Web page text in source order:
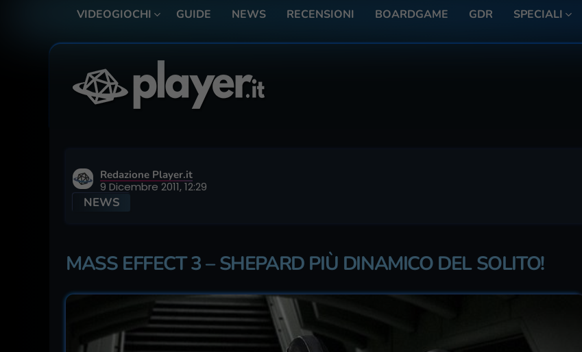
VIDEOGIOCHI GUIDE NEWS RECENSIONI BOARDGAME GDR SPECIALI
Redazione Player.it
9 Dicembre 2011, 12:29
NEWS
MASS EFFECT 3 – SHEPARD PIÙ DINAMICO DEL SOLITO!